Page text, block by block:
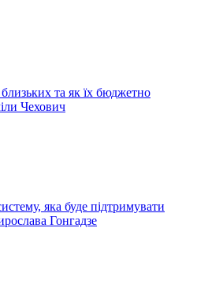
та як їх бюджетно
Чехович
яка буде підтримувати
Гонгадзе